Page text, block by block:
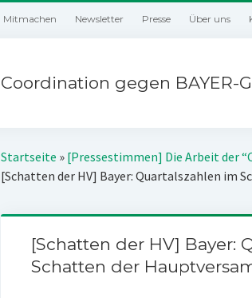
Mitmachen Newsletter Presse Über uns
Coordination gegen BAYER-
Startseite » [Pressestimmen] Die Arbeit der
[Schatten der HV] Bayer: Quartalszahlen im
[Schatten der HV] Bayer:
Schatten der